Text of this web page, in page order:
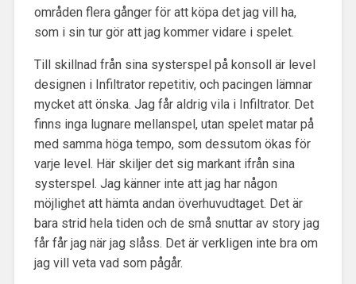
områden flera gånger för att köpa det jag vill ha,
som i sin tur gör att jag kommer vidare i spelet.
Till skillnad från sina systerspel på konsoll är level
designen i Infiltrator repetitiv, och pacingen lämnar
mycket att önska. Jag får aldrig vila i Infiltrator. Det
finns inga lugnare mellanspel, utan spelet matar på
med samma höga tempo, som dessutom ökas för
varje level. Här skiljer det sig markant ifrån sina
systerspel. Jag känner inte att jag har någon
möjlighet att hämta andan överhuvudtaget. Det är
bara strid hela tiden och de små snuttar av story jag
får får jag när jag slåss. Det är verkligen inte bra om
jag vill veta vad som pågår.